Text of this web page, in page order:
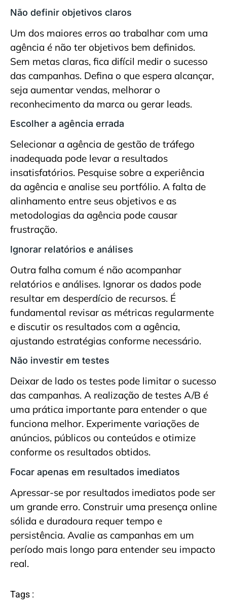
Não definir objetivos claros
Um dos maiores erros ao trabalhar com uma
agência é não ter objetivos bem definidos.
Sem metas claras, fica difícil medir o sucesso
das campanhas. Defina o que espera alcançar,
seja aumentar vendas, melhorar o
reconhecimento da marca ou gerar leads.
Escolher a agência errada
Selecionar a agência de gestão de tráfego
inadequada pode levar a resultados
insatisfatórios. Pesquise sobre a experiência
da agência e analise seu portfólio. A falta de
alinhamento entre seus objetivos e as
metodologias da agência pode causar
frustração.
Ignorar relatórios e análises
Outra falha comum é não acompanhar
relatórios e análises. Ignorar os dados pode
resultar em desperdício de recursos. É
fundamental revisar as métricas regularmente
e discutir os resultados com a agência,
ajustando estratégias conforme necessário.
Não investir em testes
Deixar de lado os testes pode limitar o sucesso
das campanhas. A realização de testes A/B é
uma prática importante para entender o que
funciona melhor. Experimente variações de
anúncios, públicos ou conteúdos e otimize
conforme os resultados obtidos.
Focar apenas em resultados imediatos
Apressar-se por resultados imediatos pode ser
um grande erro. Construir uma presença online
sólida e duradoura requer tempo e
persistência. Avalie as campanhas em um
período mais longo para entender seu impacto
real.
Tags :